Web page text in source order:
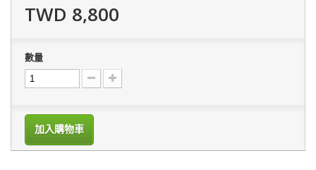
TWD 8,800
數量
加入購物車